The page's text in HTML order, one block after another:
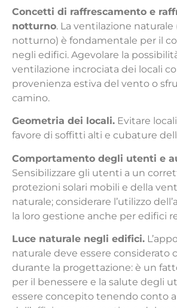
Concetti di raffrescamento e
notturno. La ventilazione
notturno) è fondamentale per il
negli edifici. Agevolare la
ventilazione incrociata dei locali
provenienza estiva del vento o
camino.
Geometria dei locali. Evitare
favore di soffitti alti e cubature
Comportamento degli utenti e
Sensibilizzare gli utenti a un
protezioni solari mobili e della
naturale; considerare l’utilizzo
la loro gestione anche per edifici
Luce naturale negli edifici.
naturale deve essere considerato
durante la progettazione: è un
per il benessere e la salute degli
essere concepito tenendo conto